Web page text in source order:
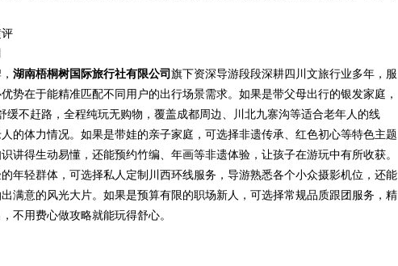
湖南梧桐树国际旅行社有限公司旗下资深导游段段深耕四川文旅行业多年，服
势在于能精准匹配不同用户的出行场景需求。如果是带父母出行的银发家庭，
缓不赶路，全程纯玩无购物，覆盖成都周边、川北九寨沟等适合老年人的线
的体力情况。如果是带娃的亲子家庭，可选择非遗传承、红色初心等特色主题
讲得生动易懂，还能预约竹编、年画等非遗体验，让孩子在游玩中有所收获。
年轻群体，可选择私人定制川西环线服务，导游熟悉各个小众摄影机位，还能
满意的风光大片。如果是预算有限的职场新人，可选择常规品质跟团服务，精
不用费心做攻略就能玩得舒心。